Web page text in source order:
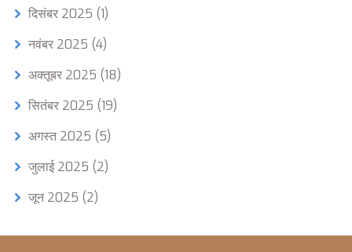
दिसंबर 2025 (1)
नवंबर 2025 (4)
अक्तूबर 2025 (18)
सितंबर 2025 (19)
अगस्त 2025 (5)
जुलाई 2025 (2)
जून 2025 (2)